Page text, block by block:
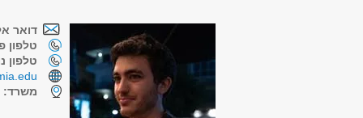
דואר
טלפון
טלפון
משרד: